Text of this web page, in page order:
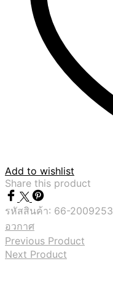
Add to wishlist
Share this product
รหัสสินค้า: 66-2009253
อวกาศ
Previous Product
Next Product